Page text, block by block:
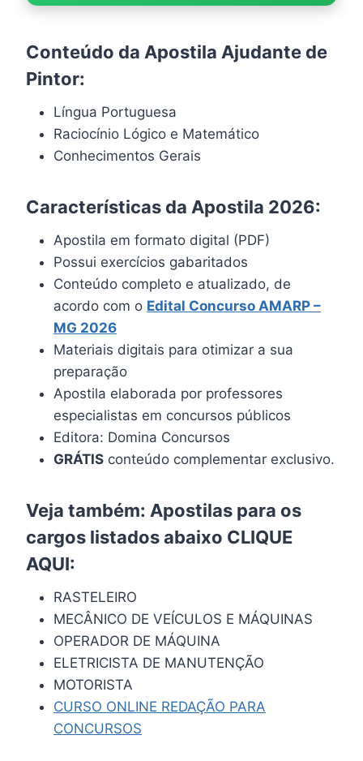
Conteúdo da Apostila Ajudante de
Pintor:
Língua Portuguesa
Raciocínio Lógico e Matemático
Conhecimentos Gerais
Características da Apostila 2026:
Apostila em formato digital (PDF)
Possui exercícios gabaritados
Conteúdo completo e atualizado, de
acordo com o Edital Concurso AMARP –
MG 2026
Materiais digitais para otimizar a sua
preparação
Apostila elaborada por professores
especialistas em concursos públicos
Editora: Domina Concursos
GRÁTIS conteúdo complementar exclusivo.
Veja também: Apostilas para os
cargos listados abaixo CLIQUE
AQUI:
RASTELEIRO
MECÂNICO DE VEÍCULOS E MÁQUINAS
OPERADOR DE MÁQUINA
ELETRICISTA DE MANUTENÇÃO
MOTORISTA
CURSO ONLINE REDAÇÃO PARA
CONCURSOS